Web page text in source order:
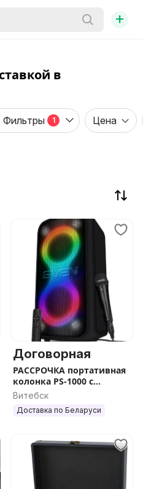
+
в
Фильтры 1 Цена
Договорная
РАССРОЧКА портативная
колонка PS-1000 с
микрофоном
Витебск
Доставка по Беларуси